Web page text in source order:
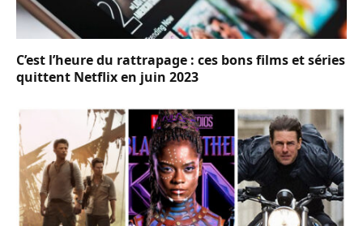
C’est l’heure du rattrapage : ces bons films et séries
quittent Netflix en juin 2023